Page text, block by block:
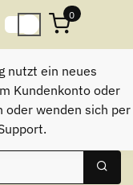
0
nutzt ein neues
Kundenkonto oder
oder wenden sich per